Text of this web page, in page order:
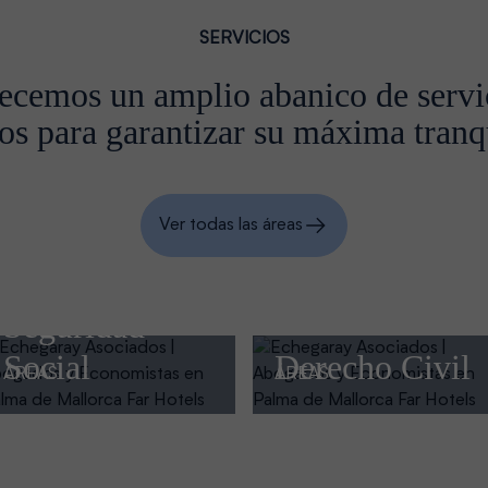
SERVICIOS
un amplio abanico de
para garantizar su máxima
Ver todas las áreas
ÁREAS
Derecho Civil ÁREAS
Derecho